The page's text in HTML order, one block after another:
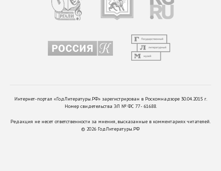
Интернет-портал «ГодЛитературы.РФ» зарегистрирован в Роскомнадзоре 30.04.2015 г.
Номер свидетельства ЭЛ № ФС 77 - 61688.
Редакция не несет ответственности за мнения, высказанные в комментариях читателей.
© 2026 ГодЛитературы.РФ